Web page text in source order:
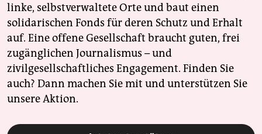
linke, selbstverwaltete Orte und baut einen
solidarischen Fonds für deren Schutz und Erhalt
auf. Eine offene Gesellschaft braucht guten, frei
zugänglichen Journalismus – und
zivilgesellschaftliches Engagement. Finden Sie
auch? Dann machen Sie mit und unterstützen Sie
unsere Aktion.